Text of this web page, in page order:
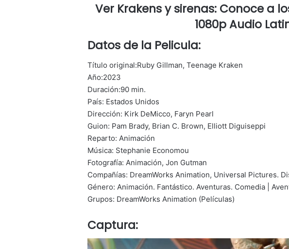
Ver Krakens y sirenas: Conoce a
1080p Audio
Datos de la Pelicula:
Título original:Ruby Gillman, Teenage Kraken
Año:2023
Duración:90 min.
País: Estados Unidos
Dirección: Kirk DeMicco, Faryn Pearl
Guion: Pam Brady, Brian C. Brown, Elliott Diguiseppi
Reparto: Animación
Música: Stephanie Economou
Fotografía: Animación, Jon Gutman
Compañías: DreamWorks Animation, Universal Pictures.
Género: Animación. Fantástico. Aventuras. Comedia |
Grupos: DreamWorks Animation (Películas)
Captura: